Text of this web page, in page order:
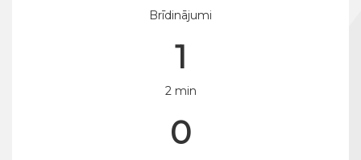
Brīdinājumi
1
2 min
0